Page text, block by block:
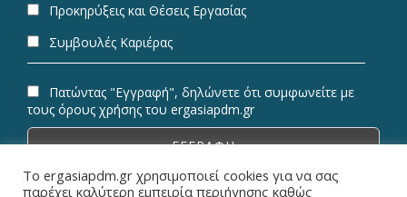
Προκηρύξεις και Θέσεις Εργασίας
Συμβουλές Καριέρας
Πατώντας "Εγγραφή", δηλώνετε ότι συμφωνείτε με
τους όρους χρήσης του ergasiapdm.gr
Το ergasiapdm.gr χρησιμοποιεί cookies για να σας
παρέχει καλύτερη εμπειρία περιήγησης καθώς